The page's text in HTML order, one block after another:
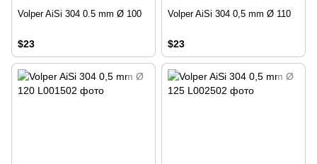
Volper AiSi 304 0.5 mm Ø 100
$23
Volper AiSi 304 0,5 mm Ø 110
$23